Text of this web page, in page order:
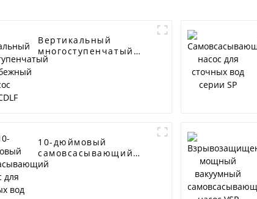
Вертикальный
многоступенчатый
центробежный насос
10-дюймовый
самовсасывающий
насос для сточных